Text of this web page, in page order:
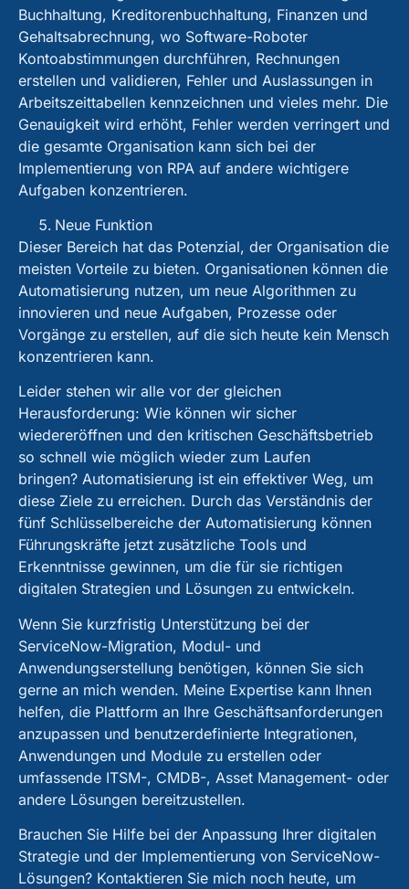
Buchhaltung, Kreditorenbuchhaltung, Finanzen und
Gehaltsabrechnung, wo Software-Roboter
Kontoabstimmungen durchführen, Rechnungen
erstellen und validieren, Fehler und Auslassungen in
Arbeitszeittabellen kennzeichnen und vieles mehr. Die
Genauigkeit wird erhöht, Fehler werden verringert und
die gesamte Organisation kann sich bei der
Implementierung von RPA auf andere wichtigere
Aufgaben konzentrieren.
Neue Funktion
Dieser Bereich hat das Potenzial, der Organisation die
meisten Vorteile zu bieten. Organisationen können die
Automatisierung nutzen, um neue Algorithmen zu
innovieren und neue Aufgaben, Prozesse oder
Vorgänge zu erstellen, auf die sich heute kein Mensch
konzentrieren kann.
Leider stehen wir alle vor der gleichen
Herausforderung: Wie können wir sicher
wiedereröffnen und den kritischen Geschäftsbetrieb
so schnell wie möglich wieder zum Laufen
bringen? Automatisierung ist ein effektiver Weg, um
diese Ziele zu erreichen. Durch das Verständnis der
fünf Schlüsselbereiche der Automatisierung können
Führungskräfte jetzt zusätzliche Tools und
Erkenntnisse gewinnen, um die für sie richtigen
digitalen Strategien und Lösungen zu entwickeln.
Wenn Sie kurzfristig Unterstützung bei der
ServiceNow-Migration, Modul- und
Anwendungserstellung benötigen, können Sie sich
gerne an mich wenden. Meine Expertise kann Ihnen
helfen, die Plattform an Ihre Geschäftsanforderungen
anzupassen und benutzerdefinierte Integrationen,
Anwendungen und Module zu erstellen oder
umfassende ITSM-, CMDB-, Asset Management- oder
andere Lösungen bereitzustellen.
Brauchen Sie Hilfe bei der Anpassung Ihrer digitalen
Strategie und der Implementierung von ServiceNow-
Lösungen? Kontaktieren Sie mich noch heute, um